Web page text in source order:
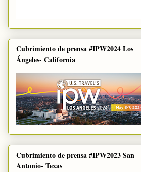
Cubrimiento de prensa #IPW2024 Los
Ángeles- California
Cubrimiento de prensa #IPW2023 San
Antonio- Texas